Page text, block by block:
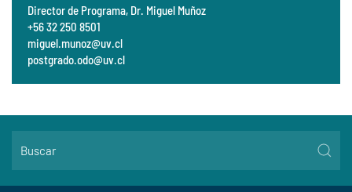
Director de Programa, Dr. Miguel Muñoz
+56 32 250 8501
miguel.munoz@uv.cl
postgrado.odo@uv.cl